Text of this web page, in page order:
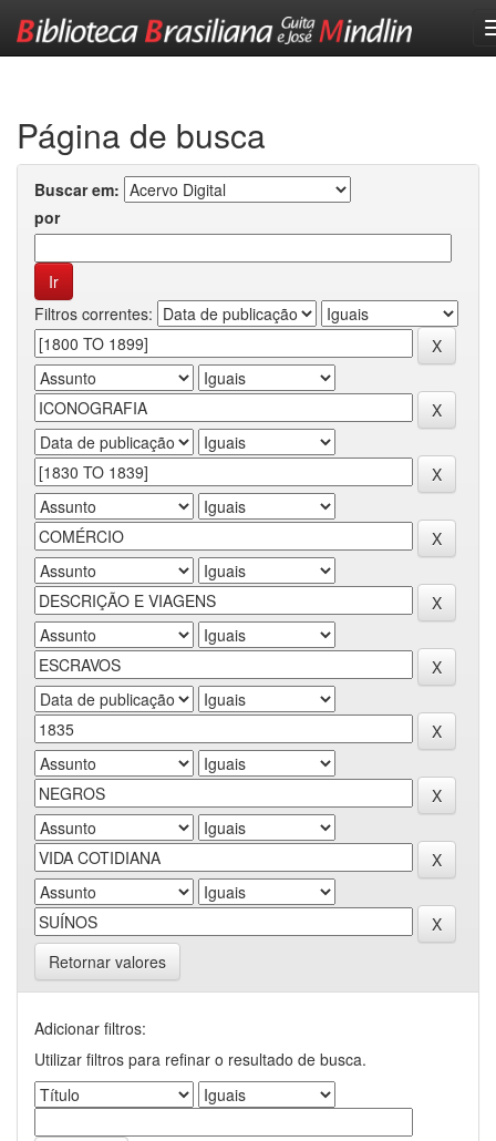
Página de busca
Buscar em:
por
Filtros correntes:
Retornar valores
Adicionar filtros:
Utilizar filtros para refinar o resultado de busca.